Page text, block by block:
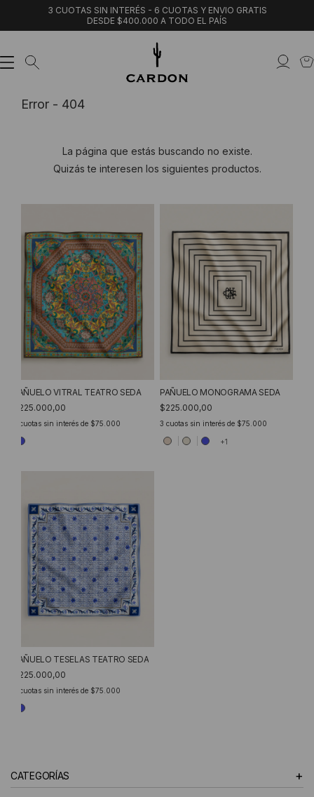
3 CUOTAS SIN INTERÉS - 6 CUOTAS Y ENVIO GRATIS
DESDE $400.000 A TODO EL PAÍS
Error - 404
La página que estás buscando no existe.
Quizás te interesen los siguientes productos.
PAÑUELO VITRAL TEATRO SEDA
$225.000,00
cuotas sin interés de $75.000
PAÑUELO MONOGRAMA SEDA
$225.000,00
3 cuotas sin interés de $75.000
+1
PAÑUELO TESELAS TEATRO SEDA
$225.000,00
cuotas sin interés de $75.000
CATEGORÍAS +